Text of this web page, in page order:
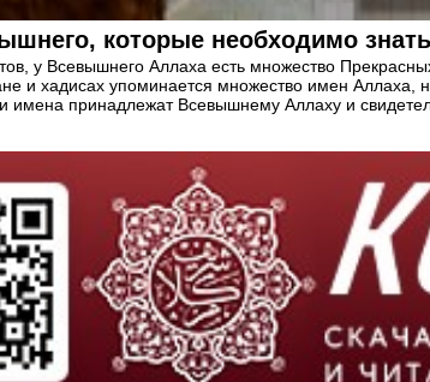
которые необходимо
у Всевышнего Аллаха есть множество
и хадисах упоминается множество имен Аллаха,
имена принадлежат Всевышнему Аллаху и